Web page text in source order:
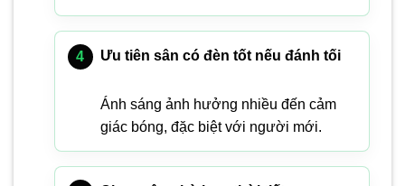
Ưu tiên sân có đèn tốt nếu đánh tối
Ánh sáng ảnh hưởng nhiều đến cảm
giác bóng, đặc biệt với người mới.